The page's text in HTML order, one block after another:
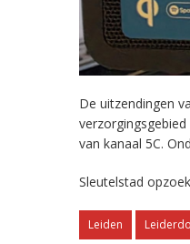
De uitzendingen
van kanaal 5C.
Sleutelstad
Leiden